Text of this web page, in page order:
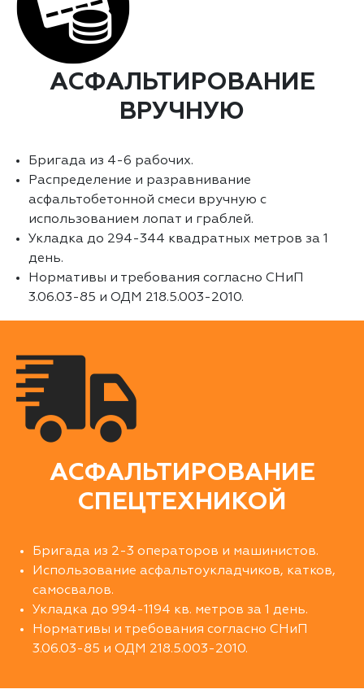
АСФАЛЬТИРОВАНИЕ
ВРУЧНУЮ
Бригада из 4-6 рабочих.
Распределение и разравнивание
асфальтобетонной смеси вручную с
использованием лопат и граблей.
Укладка до 294-344 квадратных метров за 1
день.
Нормативы и требования согласно СНиП
3.06.03-85 и ОДМ 218.5.003-2010.
АСФАЛЬТИРОВАНИЕ
СПЕЦТЕХНИКОЙ
Бригада из 2-3 операторов и машинистов.
Использование асфальтоукладчиков, катков,
самосвалов.
Укладка до 994-1194 кв. метров за 1 день.
Нормативы и требования согласно СНиП
3.06.03-85 и ОДМ 218.5.003-2010.